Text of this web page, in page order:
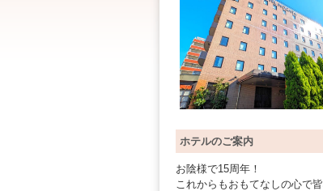
ホテルのご案内
お陰様で15周年！
これからもおもてなしの心で